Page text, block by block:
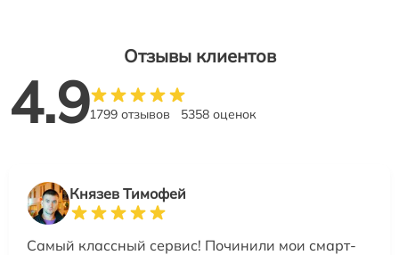
Отзывы клиентов
4.91799 отзывов 5358 оценок
Князев Тимофей
Самый классный сервис! Починили мои смарт-